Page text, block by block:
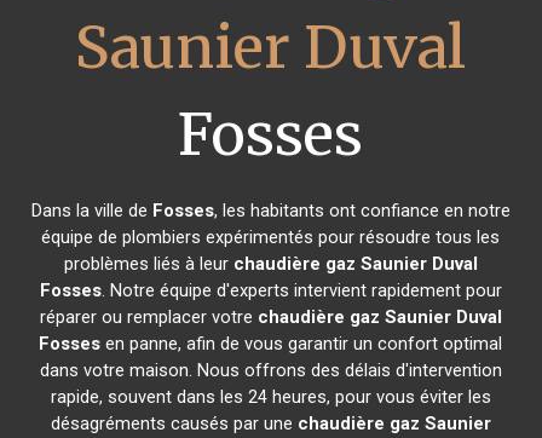
Saunier Duval
Fosses
Dans la ville de Fosses, les habitants ont confiance en notre
équipe de plombiers expérimentés pour résoudre tous les
problèmes liés à leur chaudière gaz Saunier Duval
Fosses. Notre équipe d'experts intervient rapidement pour
réparer ou remplacer votre chaudière gaz Saunier Duval
Fosses en panne, afin de vous garantir un confort optimal
dans votre maison. Nous offrons des délais d'intervention
rapide, souvent dans les 24 heures, pour vous éviter les
désagréments causés par une chaudière gaz Saunier